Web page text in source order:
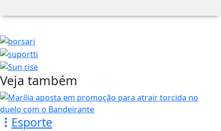
Veja também
Esporte